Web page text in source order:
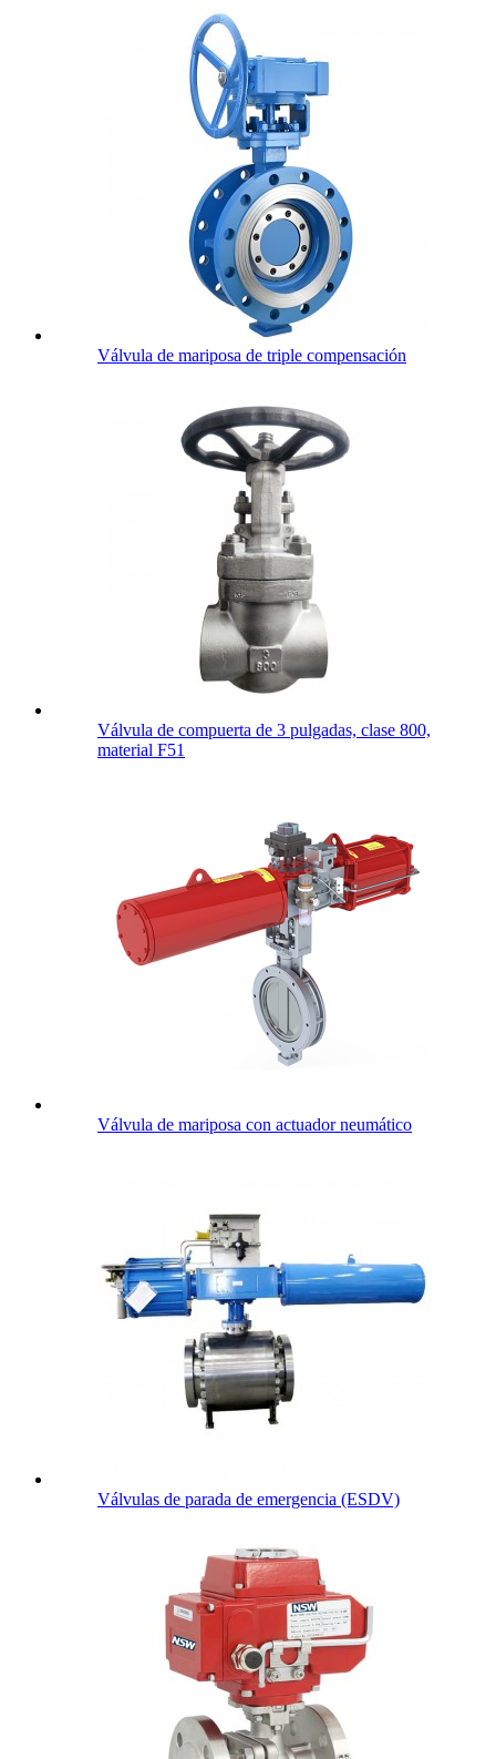
Válvula de mariposa de triple compensación
Válvula de compuerta de 3 pulgadas, clase 800,
material F51
Válvula de mariposa con actuador neumático
Válvulas de parada de emergencia (ESDV)